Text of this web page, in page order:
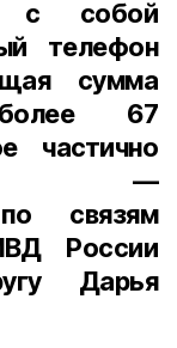
с собой
телефон
сумма
67
частично
—
связям
России
Дарья